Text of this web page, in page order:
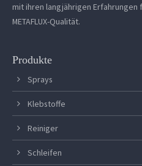
mit ihren langjährigen
METAFLUX-Qualität.
Produkte
Sprays
Klebstoffe
Reiniger
Schleifen